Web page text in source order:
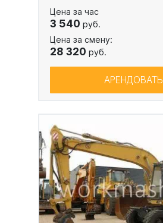
Цена за час
3 540 руб.
Цена за смену:
28 320 руб.
АРЕНДОВАТЬ